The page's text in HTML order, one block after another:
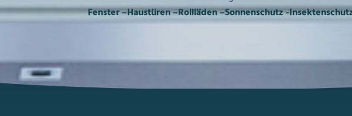
Fenster –Haustüren –Rollläden –Sonnenschutz -